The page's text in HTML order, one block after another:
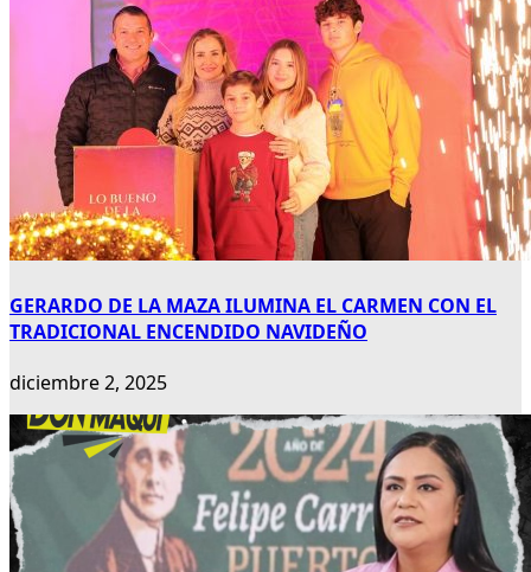
GERARDO DE LA MAZA ILUMINA EL CARMEN CON EL
TRADICIONAL ENCENDIDO NAVIDEÑO
diciembre 2, 2025